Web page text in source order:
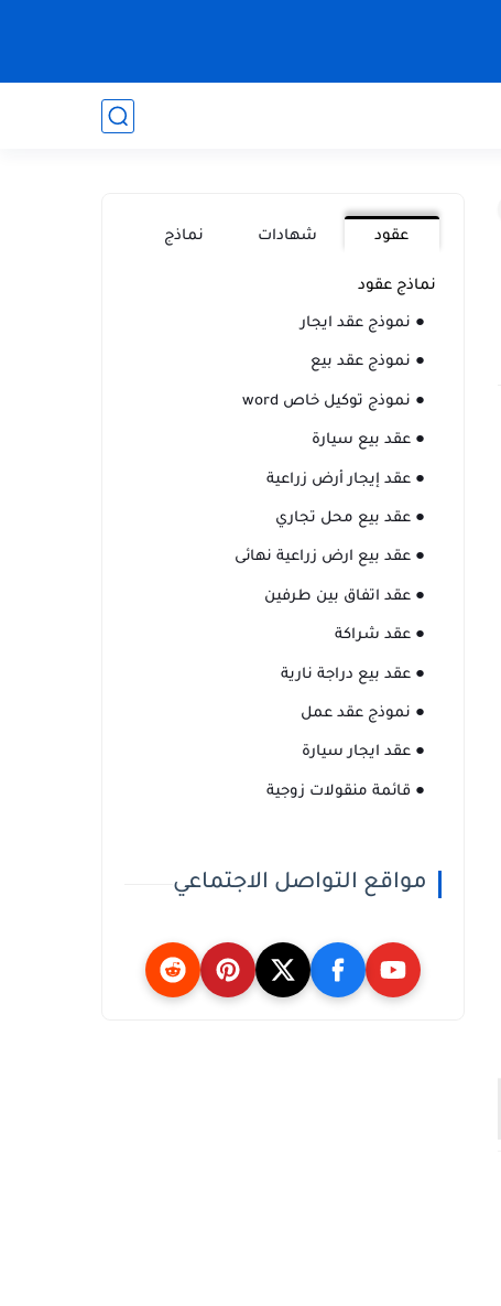
عقود شهادات نماذج
نماذج عقود
● نموذج عقد ايجار
● نموذج عقد بيع
● نموذج توكيل خاص word
● عقد بيع سيارة
● عقد إيجار أرض زراعية
● عقد بيع محل تجاري
● عقد بيع ارض زراعية نهائى
● عقد اتفاق بين طرفين
● عقد شراكة
● عقد بيع دراجة نارية
● نموذج عقد عمل
● عقد ايجار سيارة
● قائمة منقولات زوجية
مواقع التواصل الاجتماعي